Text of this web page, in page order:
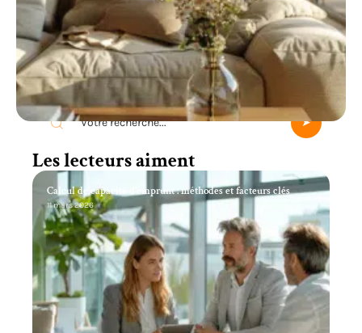
Recherche
Les lecteurs aiment
Calcul de capacité d’emprunt : méthodes et facteurs clés
11 mars 2026